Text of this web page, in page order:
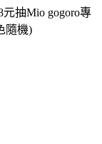
元抽Mio gogoro專
隨機)